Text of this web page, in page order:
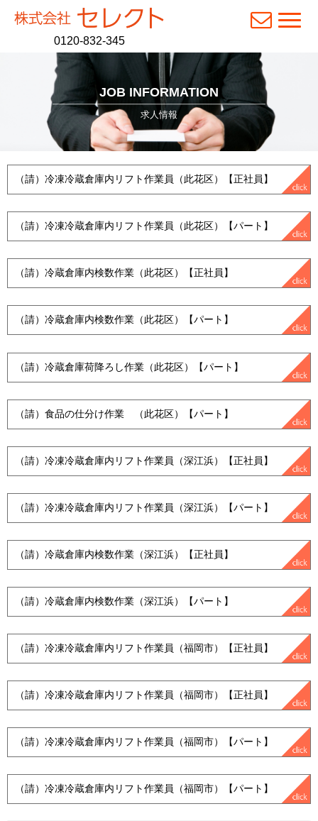
0120-832-345
N
JOB INFORMATION
求人情報
（請）冷凍冷蔵倉庫内リフト作業員（此花区）【正社員】
（請）冷凍冷蔵倉庫内リフト作業員（此花区）【パート】
（請）冷蔵倉庫内検数作業（此花区）【正社員】
（請）冷蔵倉庫内検数作業（此花区）【パート】
（請）冷蔵倉庫荷降ろし作業（此花区）【パート】
（請）食品の仕分け作業 （此花区）【パート】
（請）冷凍冷蔵倉庫内リフト作業員（深江浜）【正社員】
（請）冷凍冷蔵倉庫内リフト作業員（深江浜）【パート】
（請）冷蔵倉庫内検数作業（深江浜）【正社員】
（請）冷蔵倉庫内検数作業（深江浜）【パート】
（請）冷凍冷蔵倉庫内リフト作業員（福岡市）【正社員】
（請）冷凍冷蔵倉庫内リフト作業員（福岡市）【正社員】
（請）冷凍冷蔵倉庫内リフト作業員（福岡市）【パート】
（請）冷凍冷蔵倉庫内リフト作業員（福岡市）【パート】